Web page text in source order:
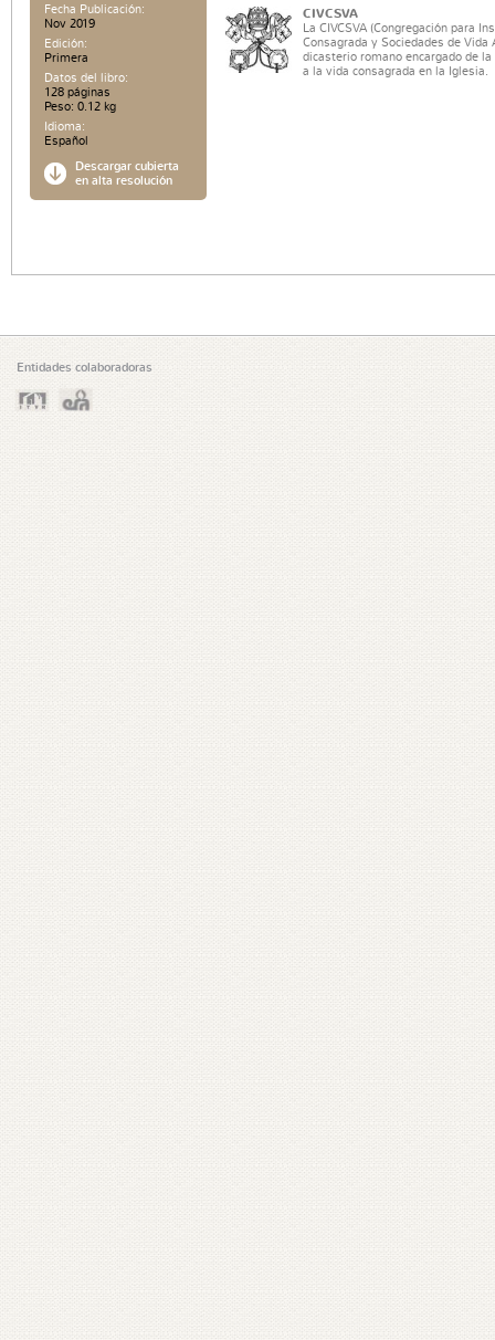
Fecha Publicación:
Nov 2019
Edición:
Primera
Datos del libro:
128 páginas
Peso: 0.12 kg
Idioma:
Español
Descargar cubierta
en alta resolución
CIVCSVA
La CIVCSVA (Congregación para
Consagrada y Sociedades de Vida
dicasterio romano encargado de
a la vida consagrada en la Iglesia.
Entidades colaboradoras